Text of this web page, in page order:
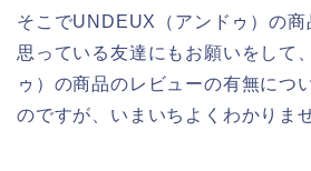
そこでUNDEUX（アンドゥ）の商
思っている友達にもお願いをして
ゥ）の商品のレビューの有無につ
のですが、いまいちよくわかりま